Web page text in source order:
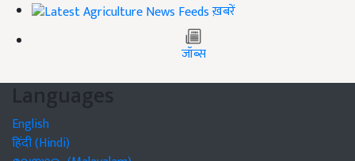
ख़बरें
जॉब्स
Languages
English
हिंदी (Hindi)